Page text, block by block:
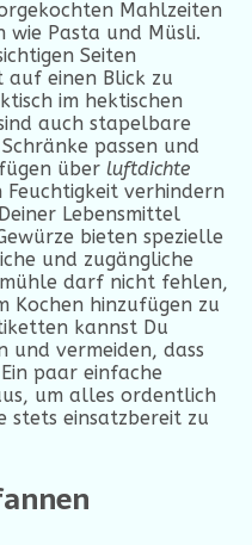
Mahlzeiten
Pasta und Müsli.
Seiten
auf einen Blick zu
im hektischen
auch stapelbare
passen und
über luftdichte
Feuchtigkeit verhindern
Lebensmittel
bieten spezielle
und zugängliche
darf nicht fehlen,
Kochen hinzufügen zu
kannst Du
und vermeiden, dass
paar einfache
um alles ordentlich
stets einsatzbereit zu